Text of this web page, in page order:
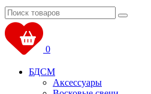
0
БДСМ
Аксессуары